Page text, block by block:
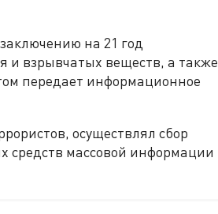
на 21 год
и взрывчатых веществ, а также
передает информационное
осуществлял сбор
средств массовой информации